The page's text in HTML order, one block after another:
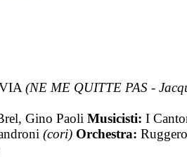
(NE ME QUITTE PAS -
Gino Paoli Musicisti: I
(cori) Orchestra: